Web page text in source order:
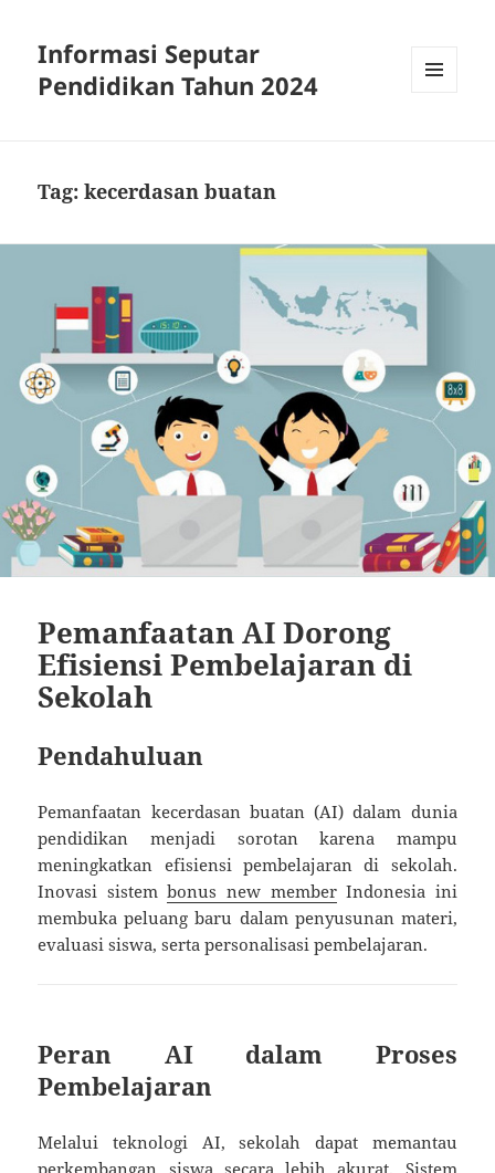
Informasi Seputar
Pendidikan Tahun 2024
Tag:kecerdasan buatan
Pemanfaatan AI Dorong
Efisiensi Pembelajaran di
Sekolah
Pendahuluan
Pemanfaatan kecerdasan buatan (AI) dalam dunia
pendidikan menjadi sorotan karena mampu
meningkatkan efisiensi pembelajaran di sekolah.
Inovasi sistembonus new memberIndonesia ini
membuka peluang baru dalam penyusunan materi,
evaluasi siswa, serta personalisasi pembelajaran.
Peran AI dalam Proses
Pembelajaran
Melalui teknologi AI, sekolah dapat memantau
perkembangan siswa secara lebih akurat. Sistem